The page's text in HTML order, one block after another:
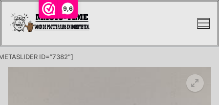
9,6
naar
ID=”7382″]